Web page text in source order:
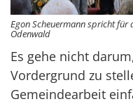
Egon Scheuermann spricht für
Odenwald
Es gehe nicht
Vordergrund zu
Gemeindearbeit